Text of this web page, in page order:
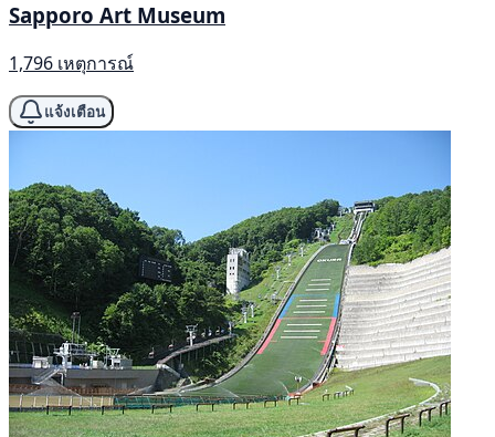
Sapporo Art Museum
1,796 เหตุการณ์
แจ้งเตือน